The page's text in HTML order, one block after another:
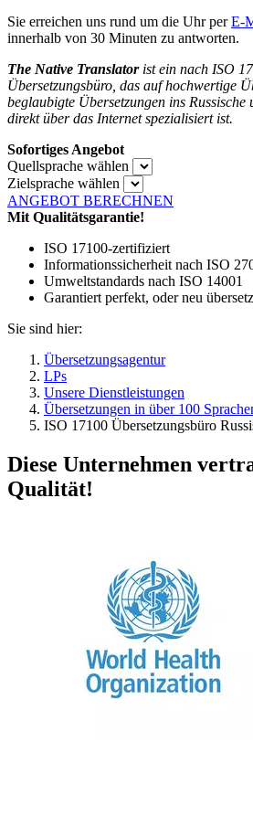
Sie erreichen uns rund um die Uhr perE-
innerhalb von 30 Minuten zu antworten.
The Native Translatorist ein nach ISO
Übersetzungsbüro, das auf hochwertige
beglaubigte Übersetzungen ins Russische
direkt über das Internet spezialisiert ist.
Sofortiges Angebot
Quellsprache wählen
Zielsprache wählen
ANGEBOT BERECHNEN
Mit Qualitätsgarantie!
ISO 17100-zertifiziert
Informationssicherheit nach ISO
Umweltstandards nach ISO 14001
Garantiert perfekt, oder neu
Sie sind hier:
Übersetzungsagentur
LPs
Unsere Dienstleistungen
Übersetzungen in über 100
ISO 17100 Übersetzungsbüro
Diese Unternehmen
Qualität!